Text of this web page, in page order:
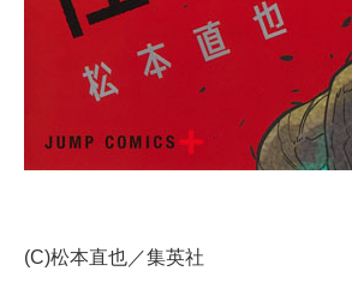
エレクトロニクス専門サイト
電子設計の基本と応用
(C)松本直也／集英社